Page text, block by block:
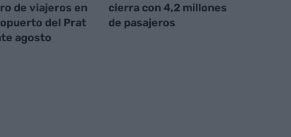
de viajeros en
del Prat
agosto
cierra con 4,2 millones
de pasajeros